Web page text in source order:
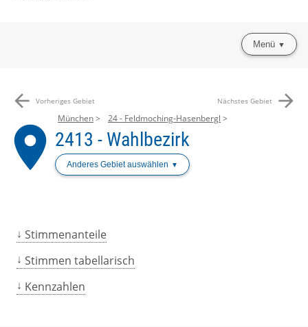
Menü
arrow_back Vorheriges Gebiet Nächstes Gebiet arrow_forward
place
München 24 - Feldmoching-Hasenbergl
2413 - Wahlbezirk
Anderes Gebiet auswählen
Stimmenanteile
Stimmen tabellarisch
Kennzahlen